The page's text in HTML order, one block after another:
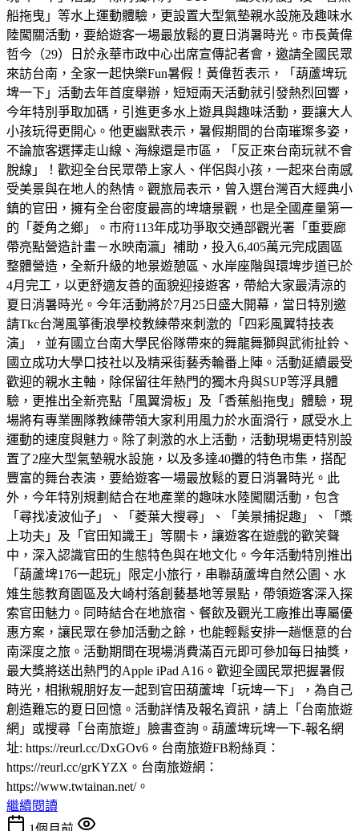
船拖曳」等水上運動體驗，更設置大型氣墊親水設施及趣味水
陸闖關活動，要給遊客一場最放鬆的夏日消暑時光。市長黃偉
哲今（29）日於永華市政中心出席宣傳記者會，邀請全國民眾
來訪台南，全家一起快樂Fun暑假！黃偉哲表示，「葫蘆埤玩
埤一下」活動去年首度舉辦，短短兩天活動就引發熱烈回響，
今年特別爭取加碼，引進更多水上遊具與趣味活動，要讓大人
小孩玩得更開心。他更幽默表示，暑假期間的台南璀璨多姿，
不論旅客選擇走山線、海線還是市區，「反正來台南玩就不會
脫線」！歡迎全台民眾帶上家人、伴侶與小孩，一起來台南感
受美景與在地人的熱情。觀旅局表示，曾入選台灣百大經典小
鎮的官田，擁有全台密度最高的埤塘景觀，也是全國產量第一
的「菱角之鄉」。市府113年成功爭取交通部觀光署「重要廊
帶亮點營造計畫－水映南瀛」補助，投入6,405萬元完成園區
整體營造，全新升級的地景遊憩區、水岸座階與環埤步道已於
4月完工，以更舒適友善的面貌迎接遊客，帶給大家最清涼的
夏日消暑時光。今年活動將於7月25日盛大開幕，當日特別邀
請Tkc台灣風箏衝浪學校教練帶來刺激的「四彩風翼特技表
演」，並有國立台南大學民俗隊帶來的舞龍舞獅與武術扯鈴、
國立成功大學口技社以及精采街藝秀輪番上陣。活動延續最受
歡迎的親水主軸，除保留往年熱門的獨木舟與SUP等浮具體
驗，更推出全新亮點「風翼滑板」及「香蕉船拖曳」體驗，現
場將有專業團隊教練帶領大家利用風力於水面滑行，感受水上
運動的速度與魅力。除了刺激的水上活動，活動現場更特別設
置了2座大型氣墊親水設施，以及多達40攤的特色市集，搭配
豐富的舞台表演，要給遊客一場最放鬆的夏日消暑時光。此
外，今年特別規劃結合在地產業的趣味水陸闖關活動，包含
「尋找凌波仙子」、「菱葉大搜尋」、「美景捕捉趣」、「槳
上功夫」及「官田知識王」等關卡，讓遊客在遊戲的歡笑聲
中，深入認識官田的生態特色與在地文化。今年活動特別推出
「葫蘆埤176一起玩」限定小旅行，串聯葫蘆埤自然公園、水
雉生態教育園區及大崎村落創藝基地等景點，帶領遊客深入探
索官田魅力。同時結合在地旅宿、餐飲及觀光工廠推出專屬優
惠方案，讓民眾在參加活動之餘，也能輕鬆安排一趟愜意的台
南深度之旅。活動期間在現場消費滿百元即可參加每日抽獎，
最大獎將送出熱門的Apple iPad A16。歡迎全國民眾把握暑假
時光，相揪親朋好友一起到官田葫蘆埤「玩埤一下」，為自己
創造難忘的夏日回憶。活動詳情及報名資訊，請上「台南旅遊
網」或搜尋「台南旅遊」臉書查詢。葫蘆埤玩埤一下-報名網
址: https://reurl.cc/DxGOv6。台南旅遊FB粉絲頁：
https://reurl.cc/grKYZX。台南旅遊網：
https://www.twtainan.net/。
繼續閱讀